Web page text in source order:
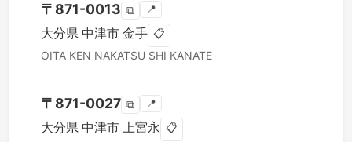
〒 871-0013 ⧉ 📍
大分県 中津市 金手 📋
OITA KEN NAKATSU SHI KANATE
〒 871-0027 ⧉ 📍
大分県 中津市 上宮永 📋